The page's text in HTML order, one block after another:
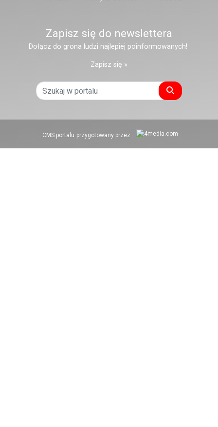
Zapisz się do newslettera
Dołącz do grona ludzi najlepiej poinformowanych!
Zapisz się »
Szukaj
CMS portalu przygotowany przez